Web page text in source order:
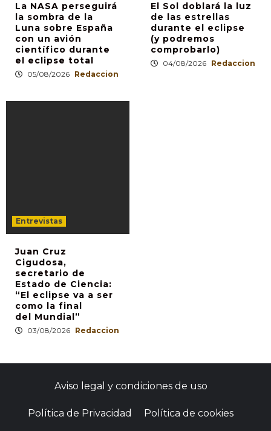
La NASA perseguirá
la sombra de la
Luna sobre España
con un avión
científico durante
el eclipse total
05/08/2026 Redaccion
El Sol doblará la luz
de las estrellas
durante el eclipse
(y podremos
comprobarlo)
04/08/2026 Redaccion
Entrevistas
Juan Cruz
Cigudosa,
secretario de
Estado de Ciencia:
“El eclipse va a ser
como la final
del Mundial”
03/08/2026 Redaccion
Aviso legal y condiciones de uso
Política de Privacidad Política de cookies